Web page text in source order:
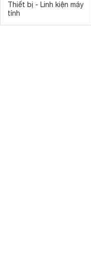
Thiết bị - Linh kiện máy
tính